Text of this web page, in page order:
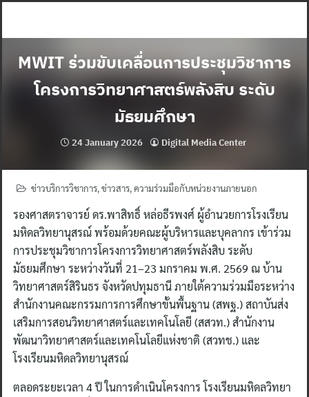
MWIT ร่วมขับเคลื่อนการประชุมวิชาการ
โครงการวิทยาศาสตร์พลังสิบ ระดับ
มัธยมศึกษา
24 January 2026 Digital Media Center
ข่าวบริการวิชาการ,ข่าวสาร,ความร่วมมือกับหน่วยงานภายนอก
รองศาสตราจารย์ ดร.พาสิทธิ์ หล่อธีรพงศ์ ผู้อำนวยการโรงเรียน
มหิดลวิทยานุสรณ์ พร้อมด้วยคณะผู้บริหารและบุคลากร เข้าร่วม
การประชุมวิชาการโครงการวิทยาศาสตร์พลังสิบ ระดับ
มัธยมศึกษา ระหว่างวันที่ 21–23 มกราคม พ.ศ. 2569 ณ บ้าน
วิทยาศาสตร์สิรินธร จังหวัดปทุมธานี ภายใต้ความร่วมมือระหว่าง
สำนักงานคณะกรรมการการศึกษาขั้นพื้นฐาน (สพฐ.) สถาบันส่ง
เสริมการสอนวิทยาศาสตร์และเทคโนโลยี (สสวท.) สำนักงาน
พัฒนาวิทยาศาสตร์และเทคโนโลยีแห่งชาติ (สวทช.) และ
โรงเรียนมหิดลวิทยานุสรณ์
ตลอดระยะเวลา 4 ปี ในการดำเนินโครงการ โรงเรียนมหิดลวิทยา